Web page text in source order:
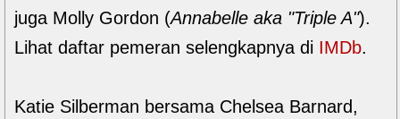
juga Molly Gordon (Annabelle aka "Triple A").
Lihat daftar pemeran selengkapnya di IMDb.
Katie Silberman bersama Chelsea Barnard,